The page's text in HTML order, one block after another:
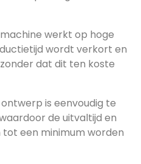
werkt op hoge
wordt verkort en
dat dit ten koste
is eenvoudig te
de uitvaltijd en
een minimum worden